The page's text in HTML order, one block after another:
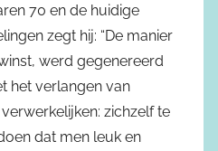
70 en de huidige
zegt hij: “De manier
werd gegenereerd
het verlangen van
zichzelf te
dat men leuk en